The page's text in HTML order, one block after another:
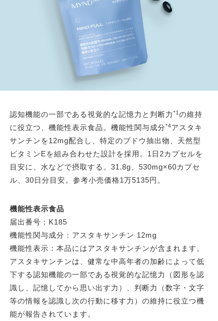
認知機能の一部である視覚的な記憶力と判断力 *1 の維持
に役立つ、機能性表示食品。機能性関与成分*4アスタキ
サンチンを12mg配合し、特定のブドウ抽出物、天然型
ビタミンEを組み合わせた設計を採用。1日2カプセルを
目安に、水などで摂取する。31.8g、530mg×60カプセ
ル、30日分目安。参考小売価格1万5135円。
機能性表示食品
届出番号：K185
機能性関与成分：アスタキサンチン 12mg
機能性表示：本品にはアスタキサンチンが含まれます。
アスタキサンチンは、健常な中高年者の加齢によって低
下する認知機能の一部である視覚的な記憶力（図形を認
識し、記憶してから思い出す力）、判断力（数字・文字
等の情報を認識し次の行動に移す力）の維持に役立つ機
能が報告されています。